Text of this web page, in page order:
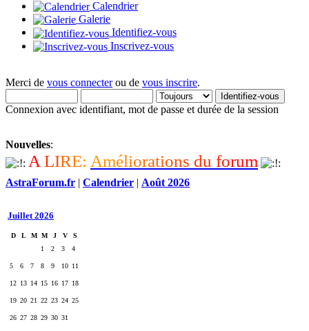
Calendrier
Galerie
Identifiez-vous
Inscrivez-vous
Merci de vous connecterou de vous inscrire.
Connexion avec identifiant, mot de passe et durée de la session
Nouvelles:
A LIRE: Améliorations du forum
AstraForum.fr | Calendrier | Août 2026
Juillet 2026
D L M M J V
S
1
2 3 4
5 6 7 8 9 10 11
12 13 14 15 16 17 18
19 20 21 22 23 24 25
26 27 28 29 30 31